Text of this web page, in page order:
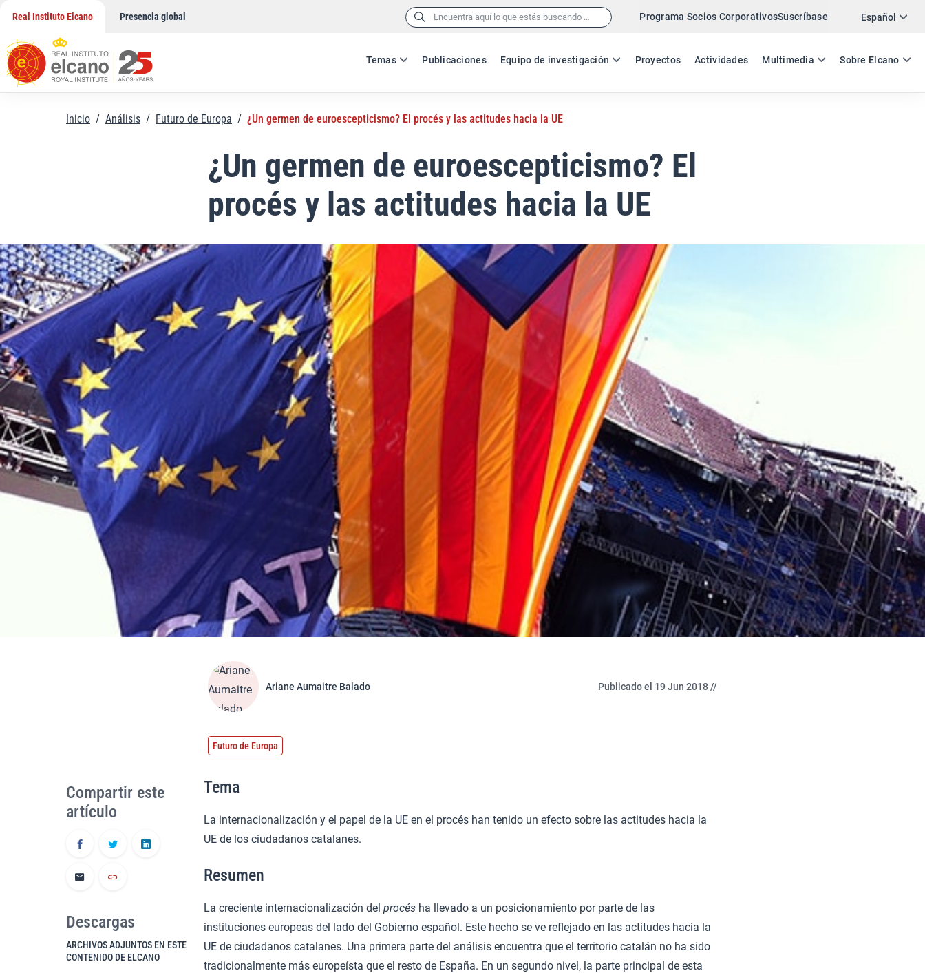
contenido
Real Instituto Elcano Presencia global Buscar: Programa Socios CorporativosSuscríbase Español
ES EN
Temas Publicaciones Equipo de investigación Proyectos Actividades Multimedia Sobre Elcano
Twitter
Inicio / Análisis / Futuro de Europa / ¿Un germen de euroescepticismo? El procés y las actitudes hacia la UE
¿Un germen de euroescepticismo? El
procés y las actitudes hacia la UE
Ariane Aumaitre Balado Publicado el 19 Jun 2018 //
Futuro de Europa
Tema
La internacionalización y el papel de la UE en el procés han tenido un efecto sobre las actitudes hacia la
UE de los ciudadanos catalanes.
Resumen
La creciente internacionalización del procés ha llevado a un posicionamiento por parte de las
instituciones europeas del lado del Gobierno español. Este hecho se ve reflejado en las actitudes hacia la
UE de ciudadanos catalanes. Una primera parte del análisis encuentra que el territorio catalán no ha sido
tradicionalmente más europeísta que el resto de España. En un segundo nivel, la parte principal de esta
Compartir este
artículo
Descargas
ARCHIVOS ADJUNTOS EN ESTE
CONTENIDO DE ELCANO